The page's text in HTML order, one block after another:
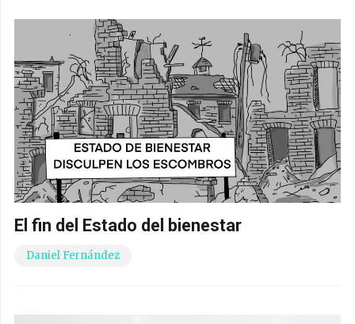
El fin del Estado del bienestar
Daniel Fernández